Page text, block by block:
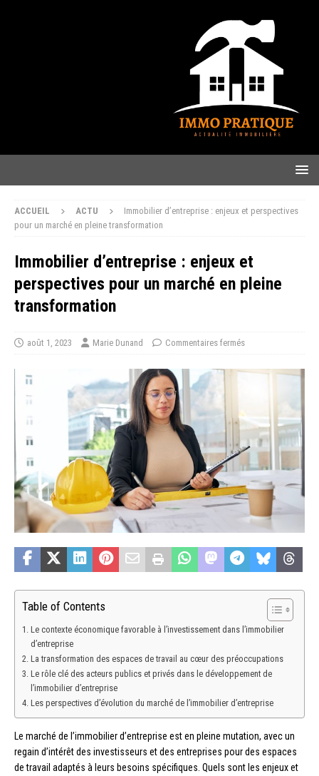
ACCUEIL ACTU
Immobilier d’entreprise : enjeux et perspectives
pour un marché en pleine transformation
Immobilier d’entreprise : enjeux et
perspectives pour un marché en pleine
transformation
août 1, 2023 Marie Dunand Commentaires fermés
Table of Contents
Le contexte économique favorable à l’investissement dans l’immobilier
d’entreprise
La transformation des espaces de travail au cœur des préoccupations
Le rôle clé des acteurs publics et privés dans le développement de
l’immobilier d’entreprise
Les perspectives d’évolution du marché de l’immobilier d’entreprise
Le marché de l’immobilier d’entreprise est en pleine mutation, avec un
regain d’intérêt des investisseurs et des entreprises pour des espaces
de travail adaptés à leurs besoins spécifiques. Quels sont les enjeux et